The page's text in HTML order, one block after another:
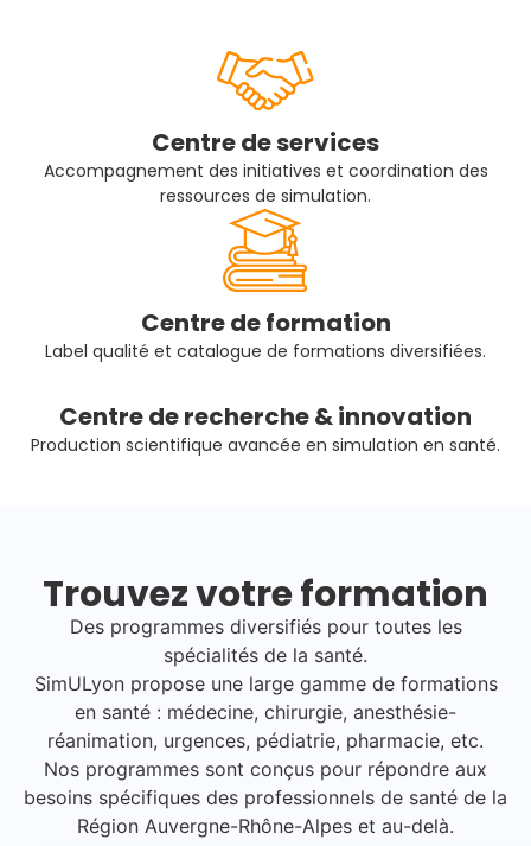
Centre de services
Accompagnement des initiatives et coordination des
ressources de simulation.
Centre de formation
Label qualité et catalogue de formations diversifiées.
Centre de recherche & innovation
Production scientifique avancée en simulation en santé.
Trouvez votre formation
Des programmes diversifiés pour toutes les
spécialités de la santé.
SimULyon propose une large gamme de formations
en santé : médecine, chirurgie, anesthésie-
réanimation, urgences, pédiatrie, pharmacie, etc.
Nos programmes sont conçus pour répondre aux
besoins spécifiques des professionnels de santé de la
Région Auvergne-Rhône-Alpes et au-delà.